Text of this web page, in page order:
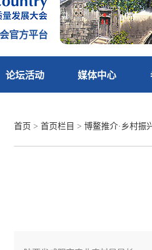
官方平台
论坛活动 媒体中心
首页 > 首页栏目 > 博鳌推介·乡村振